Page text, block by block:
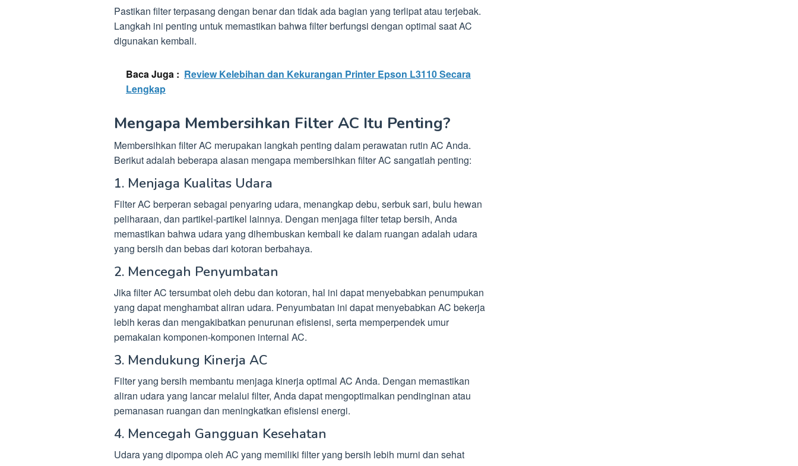
Pastikan filter terpasang dengan benar dan tidak ada bagian yang terlipat atau terjebak.
Langkah ini penting untuk memastikan bahwa filter berfungsi dengan optimal saat AC
digunakan kembali.
Baca Juga : Review Kelebihan dan Kekurangan Printer Epson L3110 Secara
Lengkap
Mengapa Membersihkan Filter AC Itu Penting?
Membersihkan filter AC merupakan langkah penting dalam perawatan rutin AC Anda.
Berikut adalah beberapa alasan mengapa membersihkan filter AC sangatlah penting:
1. Menjaga Kualitas Udara
Filter AC berperan sebagai penyaring udara, menangkap debu, serbuk sari, bulu hewan
peliharaan, dan partikel-partikel lainnya. Dengan menjaga filter tetap bersih, Anda
memastikan bahwa udara yang dihembuskan kembali ke dalam ruangan adalah udara
yang bersih dan bebas dari kotoran berbahaya.
2. Mencegah Penyumbatan
Jika filter AC tersumbat oleh debu dan kotoran, hal ini dapat menyebabkan penumpukan
yang dapat menghambat aliran udara. Penyumbatan ini dapat menyebabkan AC bekerja
lebih keras dan mengakibatkan penurunan efisiensi, serta memperpendek umur
pemakaian komponen-komponen internal AC.
3. Mendukung Kinerja AC
Filter yang bersih membantu menjaga kinerja optimal AC Anda. Dengan memastikan
aliran udara yang lancar melalui filter, Anda dapat mengoptimalkan pendinginan atau
pemanasan ruangan dan meningkatkan efisiensi energi.
4. Mencegah Gangguan Kesehatan
Udara yang dipompa oleh AC yang memiliki filter yang bersih lebih murni dan sehat